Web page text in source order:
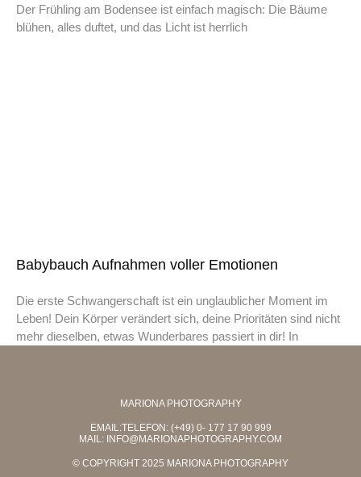
Der Frühling am Bodensee ist einfach magisch: Die Bäume
blühen, alles duftet, und das Licht ist herrlich
Babybauch Aufnahmen voller Emotionen
Die erste Schwangerschaft ist ein unglaublicher Moment im
Leben! Dein Körper verändert sich, deine Prioritäten sind nicht
mehr dieselben, etwas Wunderbares passiert in dir! In
MARIONA PHOTOGRAPHY
EMAIL:TELEFON: (+49) 0- 177 17 90 999
MAIL: INFO@MARIONAPHOTOGRAPHY.COM
© COPYRIGHT 2025 MARIONA PHOTOGRAPHY